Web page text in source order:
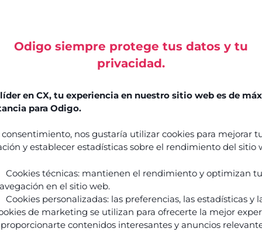
Odigo siempre protege tus datos y tu
privacidad.
en CX, tu experiencia en nuestro sitio web es de
para Odigo.
nos gustaría utilizar cookies para mejorar
y establecer estadísticas sobre el rendimiento del sitio
Cookies técnicas: mantienen el rendimiento y optimizan
en el sitio web.
Cookies personalizadas: las preferencias, las estadísticas y
de marketing se utilizan para ofrecerte la mejor
contenidos interesantes y anuncios
de
éxito
Guías y
libros
Eventos y
seminarios
web
Blogs
¿Cómo
reinventa
IA
la
experiencia
del
cliente
y